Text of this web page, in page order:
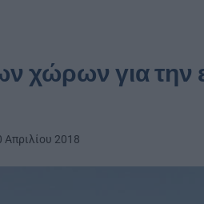
χώρων για
Απριλίου 2018